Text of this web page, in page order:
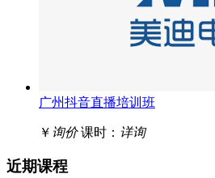
广州抖音直播培训班
￥ 询价 课时： 详询
近期课程